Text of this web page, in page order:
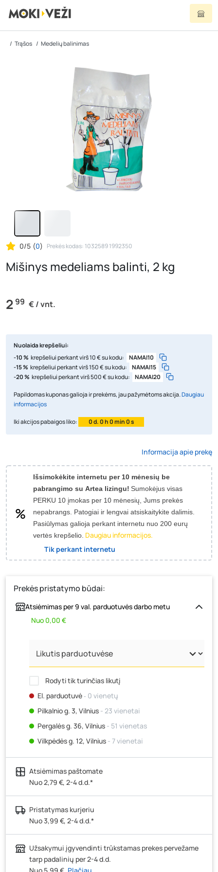
Trąšos Medelių balinimas
0/5 (0) Prekės kodas: 1032589 1992350
Mišinys medeliams balinti, 2 kg
2 99 € / vnt.
Nuolaida krepšeliui:
-10 %
krepšeliui perkant virš 10 € su kodu:
NAMAI10
-15 %
krepšeliui perkant virš 150 € su kodu:
NAMAI15
-20 %
krepšeliui perkant virš 500 € su kodu: NAMAI20
Papildomas kuponas galioja ir prekėms, jau pažymėtoms akcija.Daugiau
informacijos
Iki akcijos pabaigos liko: 0 d. 0 h 0 min 0 s
Informacija apie prekę
Išsimokėkite internetu per 10 mėnesių be
pabrangimo su Artea lizingu! Sumokėjus visas
PERKU 10 įmokas per 10 mėnesių, Jums prekės
nepabrangs. Patogiai ir lengvai atsiskaitykite dalimis.
Pasiūlymas galioja perkant internetu nuo 200 eurų
vertės krepšelio. Daugiau informacijos.
Tik perkant internetu
Prekės pristatymo būdai:
Atsiėmimas per 9 val. parduotuvės darbo metu
Nuo 0,00 €
Rodyti tik turinčias likutį
El. parduotuvė‐ 0 vienetų
Pilkalnio g. 3, Vilnius - 23 vienetai
Pergalės g. 36, Vilnius - 51 vienetas
Vilkpėdės g. 12, Vilnius - 7 vienetai
Ateities g. 15, Vilnius- 15 vienetų
Kauno r., Narsiečių k., Vytauto g. 183, Kaunas
vienetai
Šilutės pl. 83A, Klaipėda- 11 vienetų
Pramonės g. 7, Šiauliai
Klaipėdos g. 170R, Panevėžys
J. Basanavičiaus g. 6, Utena
Atsiėmimas paštomate
Nuo 2,79 €, 2-4 d.d.*
Pristatymas kurjeriu
Nuo 3,99 €, 2-4 d.d.*
Užsakymui įgyvendinti trūkstamas prekes pervežame
tarp padalinių per 2-4 d.d.